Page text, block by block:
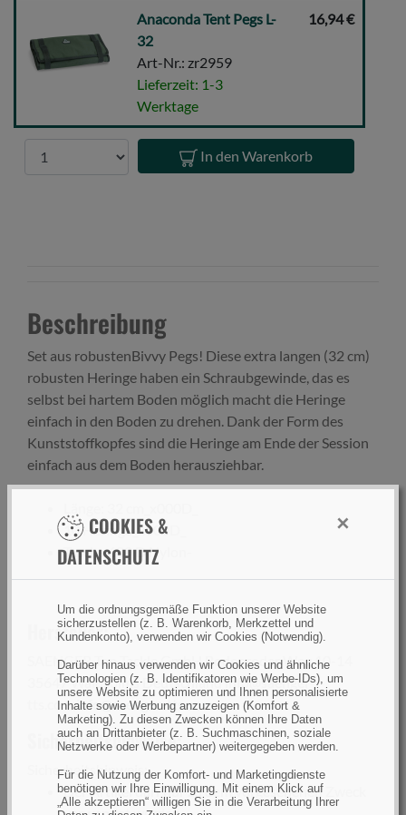
COOKIES &
DATENSCHUTZ
×
Um die ordnungsgemäße Funktion unserer Website
sicherzustellen (z. B. Warenkorb, Merkzettel und
Kundenkonto), verwenden wir Cookies (Notwendig).
Darüber hinaus verwenden wir Cookies und ähnliche
Technologien (z. B. Identifikatoren wie Werbe-IDs), um
unsere Website zu optimieren und Ihnen personalisierte
Inhalte sowie Werbung anzuzeigen (Komfort &
Marketing). Zu diesen Zwecken können Ihre Daten
auch an Drittanbieter (z. B. Suchmaschinen, soziale
Netzwerke oder Werbepartner) weitergegeben werden.
Für die Nutzung der Komfort- und Marketingdienste
benötigen wir Ihre Einwilligung. Mit einem Klick auf
„Alle akzeptieren“ willigen Sie in die Verarbeitung Ihrer
Tent
Pegs
Anaconda Tent Pegs L-
32
Art-Nr.: zr2959
Lieferzeit: 1-3
Werktage
16,94 €
In den Warenkorb
Beschreibung
Set aus robustenBivvy Pegs! Diese extra langen (32 cm)
robusten Heringe haben ein Schraubgewinde, das es
selbst bei hartem Boden möglich macht die Heringe
einfach in den Boden zu drehen. Dank der Form des
Kunststoffkopfes sind die Heringe am Ende der Session
einfach aus dem Boden herausziehbar.
10 Heringe_x000D_
Tasche 600 D Nylon-
Hersteller:
SAENGER Top Tackle GmbH Bodenroder Weg 10-14
35647 Waldsolms Deutschland info@saenger-
tts.com,info@saenger-tts.com
Sicherheitshinweise:
Sicherheitshinweis:
Der Artikel darf nur zu dem vorgesehenen Zweck